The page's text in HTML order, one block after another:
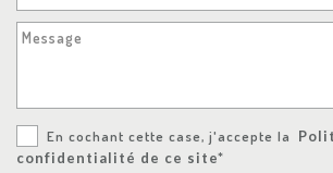
Message
En cochant cette case, j'accepte la
confidentialité de ce site*